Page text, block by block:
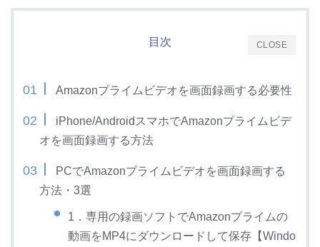
目次 CLOSE
Amazonプライムビデオを画面録画する必要性
iPhone/AndroidスマホでAmazonプライムビデ
オを画面録画する方法
PCでAmazonプライムビデオを画面録画する
方法・3選
1．専用の録画ソフトでAmazonプライムの
動画をMP4にダウンロードして保存【Windo